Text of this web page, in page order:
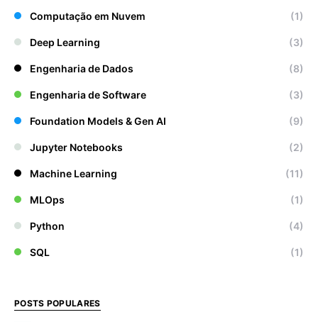
Computação em Nuvem (1)
Deep Learning (3)
Engenharia de Dados (8)
Engenharia de Software (3)
Foundation Models & Gen AI (9)
Jupyter Notebooks (2)
Machine Learning (11)
MLOps (1)
Python (4)
SQL (1)
POSTS POPULARES